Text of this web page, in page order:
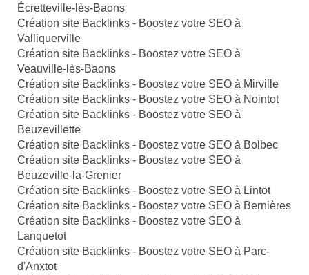
Écretteville-lès-Baons
Création site Backlinks - Boostez votre SEO à
Valliquerville
Création site Backlinks - Boostez votre SEO à
Veauville-lès-Baons
Création site Backlinks - Boostez votre SEO à Mirville
Création site Backlinks - Boostez votre SEO à Nointot
Création site Backlinks - Boostez votre SEO à
Beuzevillette
Création site Backlinks - Boostez votre SEO à Bolbec
Création site Backlinks - Boostez votre SEO à
Beuzeville-la-Grenier
Création site Backlinks - Boostez votre SEO à Lintot
Création site Backlinks - Boostez votre SEO à Bernières
Création site Backlinks - Boostez votre SEO à
Lanquetot
Création site Backlinks - Boostez votre SEO à Parc-
d'Anxtot